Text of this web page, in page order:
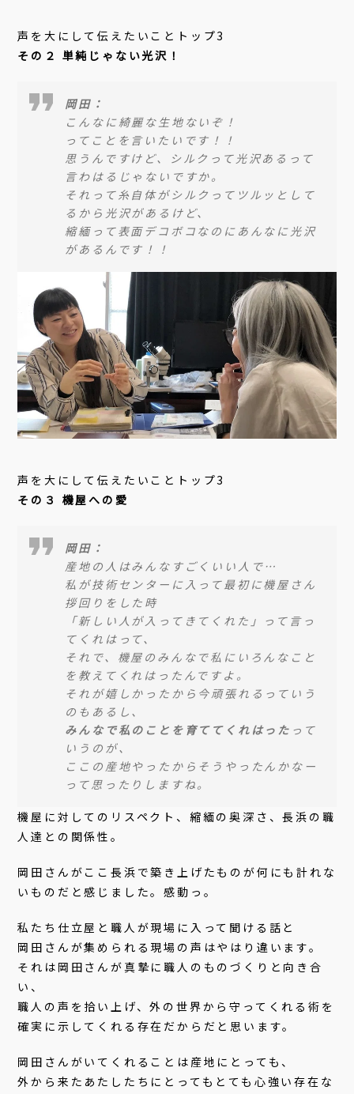
声を大にして伝えたいことトップ3
その２ 単純じゃない光沢！
岡田：
こんなに綺麗な生地ないぞ！
ってことを言いたいです！！
思うんですけど、シルクって光沢あるって
言わはるじゃないですか。
それって糸自体がシルクってツルッとして
るから光沢があるけど、
縮緬って表面デコボコなのにあんなに光沢
があるんです！！
声を大にして伝えたいことトップ3
その３ 機屋への愛
岡田：
産地の人はみんなすごくいい人で…
私が技術センターに入って最初に機屋さん
拶回りをした時
「新しい人が入ってきてくれた」って言っ
てくれはって、
それで、機屋のみんなで私にいろんなこと
を教えてくれはったんですよ。
それが嬉しかったから今頑張れるっていう
のもあるし、
みんなで私のことを育ててくれはった って
いうのが、
ここの産地やったからそうやったんかなー
って思ったりしますね。
機屋に対してのリスペクト、縮緬の奥深さ、長浜の職
人達との関係性。
岡田さんがここ長浜で築き上げたものが何にも計れな
いものだと感じました。感動っ。
私たち仕立屋と職人が現場に入って聞ける話と
岡田さんが集められる現場の声はやはり違います。
それは岡田さんが真摯に職人のものづくりと向き合
い、
職人の声を拾い上げ、外の世界から守ってくれる術を
確実に示してくれる存在だからだと思います。
岡田さんがいてくれることは産地にとっても、
外から来たあたしたちにとってもとても心強い存在な